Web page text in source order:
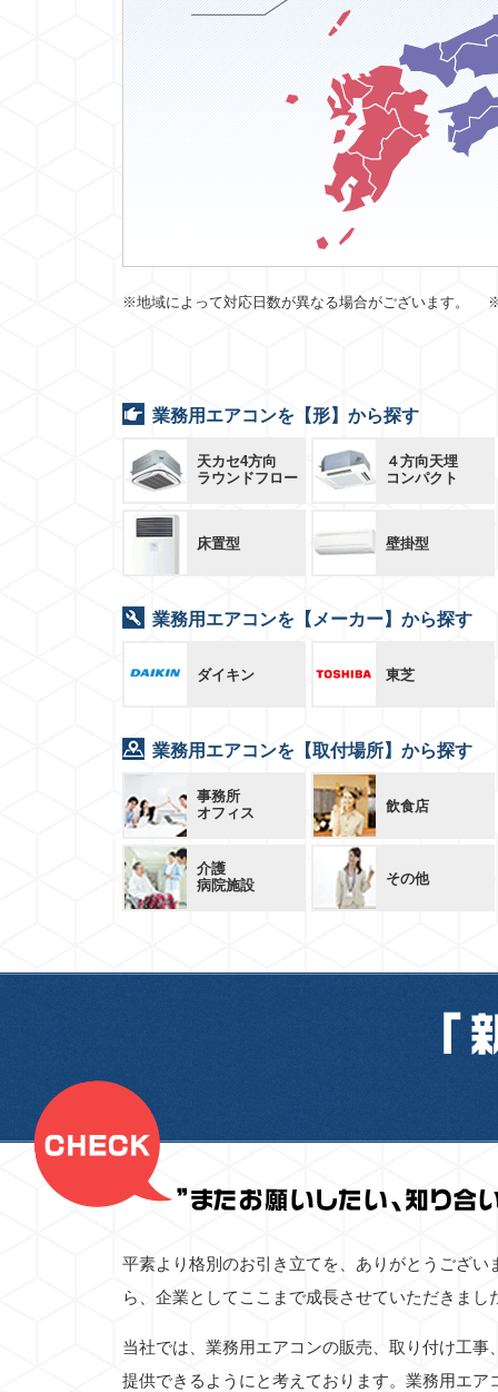
※地域によって対応日数が異なる場合がございます。
業務用エアコンを【形】から探す
天カセ4方向
ラウンドフロー
４方向天埋
コンパクト
床置型 壁掛型
業務用エアコンを【メーカー】から探す
ダイキン 東芝
業務用エアコンを【取付場所】から探す
事務所
オフィス
飲食店
介護
病院施設
その他
平素より格別のお引き立てを、ありがとうござ
ら、企業としてここまで成長させていただきまし
当社では、業務用エアコンの販売、取り付け工
提供できるようにと考えております。業務用エ